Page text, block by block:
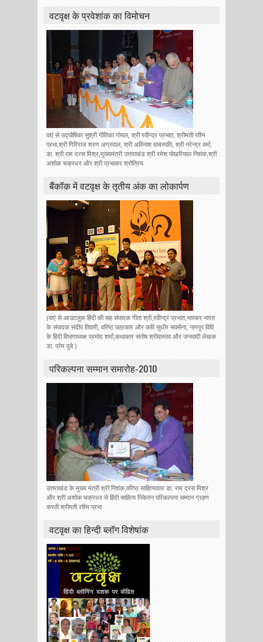
वटवृक्ष के प्रवेशांक का विमोचन
वाएं से उद्घोषिका सुश्री गीतिका गोयल, श्री रवीन्द्र प्रभात, श्रीमती रश्मि
प्रभा,श्री गिरिराज शरण अग्रवाल, श्री अविनाश वाचस्पति, श्री नरेन्द्र वर्मा,
डा. श्री राम दरस मिश्र,मुख्यमंत्री उत्तराखंड श्री रमेश पोखरियाल निशंक,श्री
अशोक चक्रधर और श्री प्रभाकर श्रोत्रिय
बैंकॉक में वटवृक्ष के तृतीय अंक का लोकार्पण
(वाएं से आउटलुक हिंदी की सह संपादक गीता श्री,रवीन्द्र प्रभात,भास्कर भारत
के संपादक संदीप तिवारी, वरिष्ठ पत्रकार और कवि सुधीर सक्सेना, नागपुर विवि
के हिंदी विभागाध्यक्ष प्रमोद शर्मा,कथाकार संतोष श्रीवास्तव और जनवादी लेखक
डा. प्रेम दुबे )
परिकल्पना सम्मान समारोह-2010
उत्तराखंड के मुख्य मंत्री श्री निशंक,वरिष्ठ साहित्यकार डा. राम दरस मिश्र
और श्री अशोक चक्रधर से हिंदी साहित्य निकेतन परिकल्पना सम्मान ग्रहण
करती श्रीमती रश्मि प्रभा
वटवृक्ष का हिन्दी ब्लॉग विशेषांक